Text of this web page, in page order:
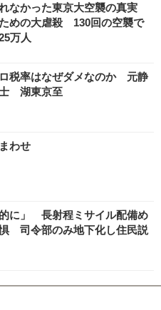
なかった東京大空襲の真実
めの大虐殺 130回の空襲で
万人
ロ税率はなぜダメなのか 元静
士 湖東京至
わせ
的に」 長射程ミサイル配備め
司令部のみ地下化し住民説